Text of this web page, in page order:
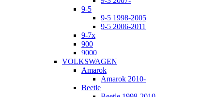
9-5
9-5 1998-2005
9-5 2006-2011
9-7x
900
9000
VOLKSWAGEN
Amarok
Amarok 2010-
Beetle